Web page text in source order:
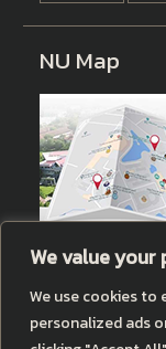
We value your
We use cookies to
personalized ads
NU Map
Histats